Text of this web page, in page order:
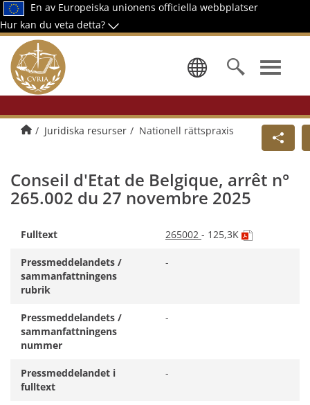
En av Europeiska unionens officiella webbplatser
Hur kan du veta detta?
Välj ett
HemJuridiska resurser Nationell rättspraxis
Conseil d'Etat de Belgique, arrêt n°
265.002 du 27 novembre 2025
Fulltext 265002 - 125,3K
(pdf-
Pressmeddelandets /
sammanfattningens
rubrik
-
Pressmeddelandets /
sammanfattningens
nummer
-
Pressmeddelandet i
fulltext
-